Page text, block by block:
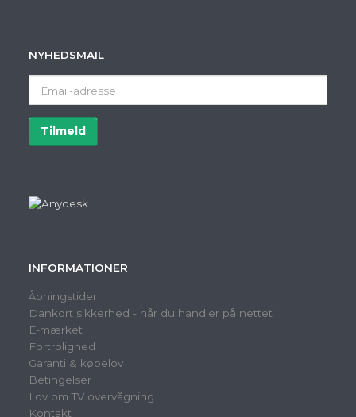
NYHEDSMAIL
adresse
Tilmeld
INFORMATIONER
Åbningstider
Dankort sikkerhed - når du handler på nettet
E-mærket
Fortrolighed
Garanti & købelov
Betingelser
Lov om TV overvågning
Kontakt